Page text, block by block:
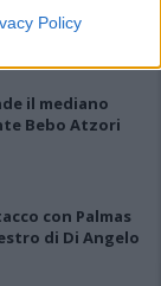
Policy
da filo
il mediano
Bebo Atzori
con Palmas
di Di Angelo